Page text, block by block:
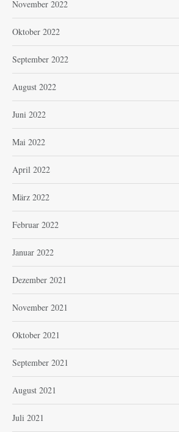
November 2022
Oktober 2022
September 2022
August 2022
Juni 2022
Mai 2022
April 2022
März 2022
Februar 2022
Januar 2022
Dezember 2021
November 2021
Oktober 2021
September 2021
August 2021
Juli 2021